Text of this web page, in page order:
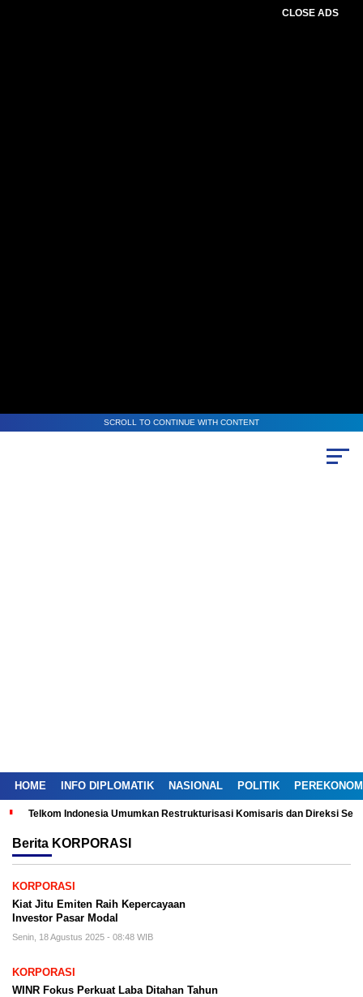
CLOSE ADS
SCROLL TO CONTINUE WITH CONTENT
HOME INFO DIPLOMATIK NASIONAL POLITIK
Telkom Indonesia Umumkan Restrukturisasi Komisaris dan Direksi
Berita KORPORASI
KORPORASI
Kiat Jitu Emiten Raih Kepercayaan
Investor Pasar Modal
Senin, 18 Agustus 2025 - 08:48 WIB
KORPORASI
WINR Fokus Perkuat Laba Ditahan Tahun